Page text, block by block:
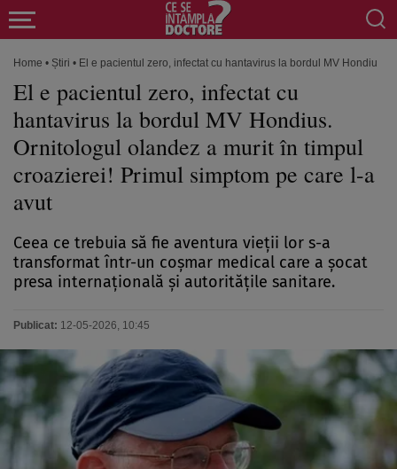
Home • Știri • El e pacientul zero, infectat cu hantavirus la bordul MV Hondius.
El e pacientul zero, infectat cu
hantavirus la bordul MV Hondius.
Ornitologul olandez a murit în timpul
croazierei! Primul simptom pe care l-a
avut
Ceea ce trebuia să fie aventura vieții lor s-a
transformat într-un coșmar medical care a șocat
presa internațională și autoritățile sanitare.
Publicat: 12-05-2026, 10:45